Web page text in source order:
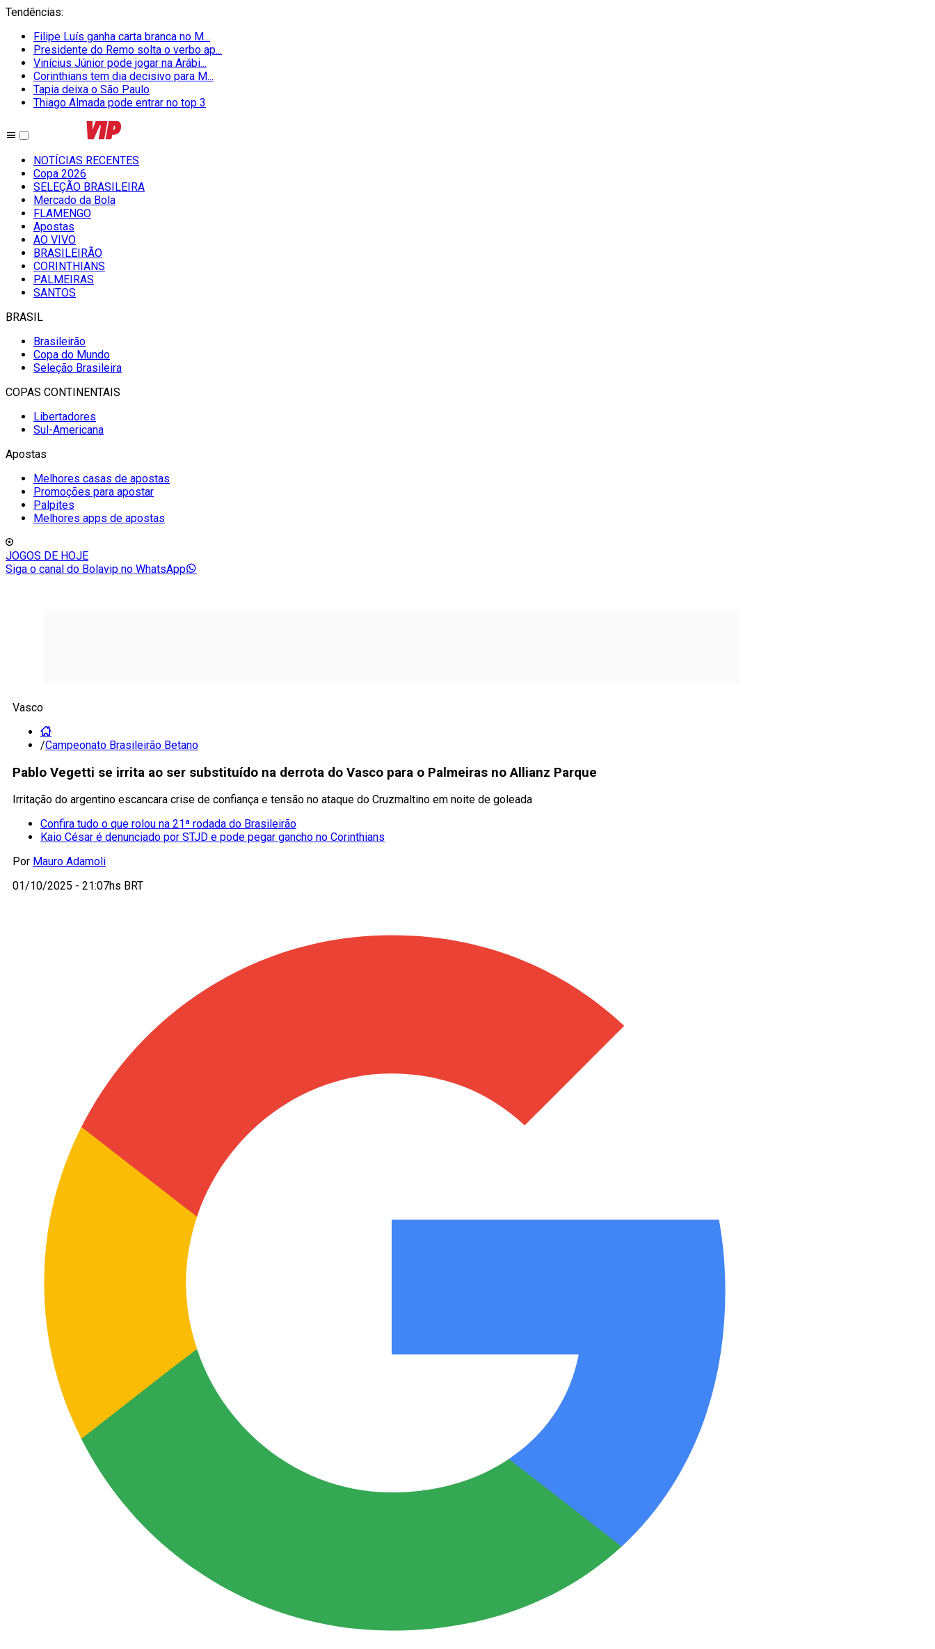
Tendências:
Filipe Luís ganha carta branca no M...
Presidente do Remo solta o verbo ap...
Vinícius Júnior pode jogar na Arábi...
Corinthians tem dia decisivo para M...
Tapia deixa o São Paulo
Thiago Almada pode entrar no top 3
NOTÍCIAS RECENTES
Copa 2026
SELEÇÃO BRASILEIRA
Mercado da Bola
FLAMENGO
Apostas
AO VIVO
BRASILEIRÃO
CORINTHIANS
PALMEIRAS
SANTOS
BRASIL
Brasileirão
Copa do Mundo
Seleção Brasileira
COPAS CONTINENTAIS
Libertadores
Sul-Americana
Apostas
Melhores casas de apostas
Promoções para apostar
Palpites
Melhores apps de apostas
JOGOS DE HOJE
Siga o canal do Bolavip no WhatsApp
Vasco
/Campeonato Brasileirão Betano
Pablo Vegetti se irrita ao ser substituído na derrota do Vasco para o Palmeiras no Allianz Parque
Irritação do argentino escancara crise de confiança e tensão no ataque do Cruzmaltino em noite de goleada
Confira tudo o que rolou na 21ª rodada do Brasileirão
Kaio César é denunciado por STJD e pode pegar gancho no Corinthians
Por Mauro Adamoli
01/10/2025 - 21:07hs BRT